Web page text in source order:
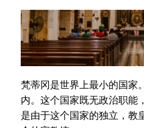
梵蒂冈是世界上最小的国家
内。这个国家既无政治职能
是由于这个国家的独立，教